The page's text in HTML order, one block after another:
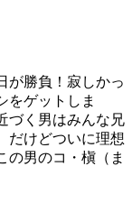
が勝負！寂しかっ
をゲットしま
づく男はみんな兄
だけどついに理想
男のコ・槇（ま